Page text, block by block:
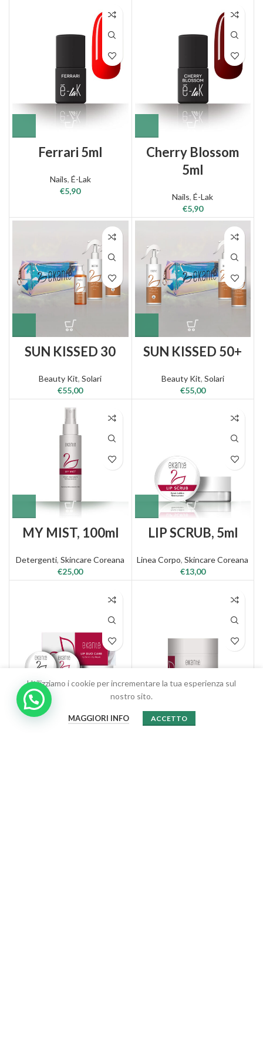
Ferrari 5ml
Nails, É-Lak
€5,90
Cherry Blossom
5ml
Nails,É-Lak
€5,90
SUN KISSED 30
Beauty Kit,Solari
€55,00
SUN KISSED 50+
Beauty Kit, Solari
€55,00
MY MIST, 100ml
Detergenti,Skincare Coreana
€25,00
LIP SCRUB, 5ml
Linea Corpo,Skincare Coreana
€13,00
LIP DUO CARE,
DERMA BALM,
Utilizziamo i cookie per incrementare la tua esperienza sul
nostro sito.
MAGGIORI INFO ACCETTO
Filtri Wishlist Carrello